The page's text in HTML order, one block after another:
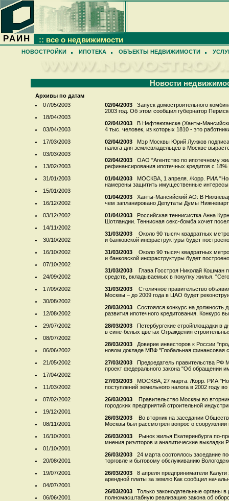
РАИН :: все о недвижимости
НОВОСТРОЙКИ ИПОТЕКА ОБЪЕКТЫ НЕДВИЖИМОСТИ
Новости
Архивы по датам
07/05/2003
18/04/2003
03/04/2003
17/03/2003
03/03/2003
13/02/2003
31/01/2003
15/01/2003
16/12/2002
03/12/2002
14/11/2002
30/10/2002
16/10/2002
07/10/2002
24/09/2002
17/09/2002
30/08/2002
12/08/2002
29/07/2002
08/07/2002
06/06/2002
21/05/2002
17/04/2002
11/03/2002
07/02/2002
19/12/2001
08/11/2001
16/10/2001
01/10/2001
20/08/2001
19/07/2001
04/07/2001
06/06/2001
02/04/2003
Запуск домостроительного
2003 год. Об этом сообщил губернатор
02/04/2003
В Нефтеюганске (Ханты-
4 тыс. человек, из которых 1810 - это
02/04/2003
Мэр Москвы Юрий Лужков
налога для землевладельцев в Москве
02/04/2003
ОАО "Агентство по ипотечному
рефинансирования ипотечных кредитов с
01/04/2003
МОСКВА, 1 апреля. /Корр. РИА
намерены защитить имущественные интересы
01/04/2003
Ханты-Мансийский АО: В
чем запланировано Депутаты Думы
01/04/2003
Российская теннисистка Анна
Шотландии. Теннисная секс-бомба хочет
31/03/2003
Около 90 тысяч квадратных
и банковской инфраструктуры будет
31/03/2003
Около 90 тысяч квадратных
и банковской инфраструктуры будет
31/03/2003
Глава Госстроя Николай Кошман
средств, вкладываемых в покупку жилья.
31/03/2003
Столичное правительство
Москвы – до 2009 года в ЦАО будет
28/03/2003
Состоялся конкурс на должность
развития ипотечного кредитования. Конкурс
28/03/2003
Петербургские стройплощадки в
в сине-белых цветах Ограждения
28/03/2003
Доверие инвесторов к России
новом докладе МВФ "Глобальная финансовая
27/03/2003
Председатель правительства РФ
проект федерального закона "Об обращении
27/03/2003
МОСКВА, 27 марта. /Корр. РИА
поступлений земельного налога в 2002 году
26/03/2003
Правительство Москвы во
городских предприятий строительной
26/03/2003
Во вторник на заседании
Москвы был рассмотрен вопрос о сооружении
26/03/2003
Рынок жилья Екатеринбурга по-
мнения риэлторов и аналитические выкладки
26/03/2003
24 марта состоялось заседание
торговле и бытовому обслуживанию
26/03/2003
8 апреля предприниматели
арендной платы за землю Как сообщил
26/03/2003
Только законодательные органы в
полномасштабную реализацию закона об